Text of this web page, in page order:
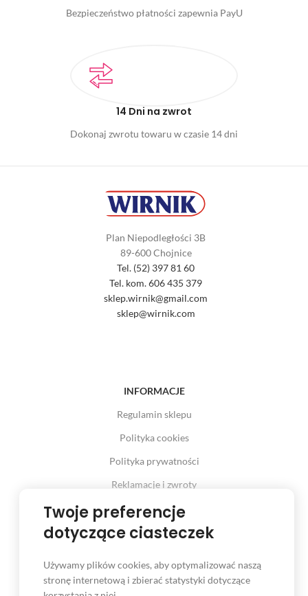
Bezpieczeństwo płatności zapewnia PayU
14 Dni na zwrot
Dokonaj zwrotu towaru w czasie 14 dni
Plan Niepodległości 3B
89-600 Chojnice
Tel. (52) 397 81 60
Tel. kom. 606 435 379
sklep.wirnik@gmail.com
sklep@wirnik.com
INFORMACJE
Regulamin sklepu
Polityka cookies
Polityka prywatności
Reklamacje i zwroty
Prawo odstąpienia od umowy
INFORMACJE
Twoje preferencje
dotyczące ciasteczek
Używamy plików cookies, aby optymalizować naszą
stronę internetową i zbierać statystyki dotyczące